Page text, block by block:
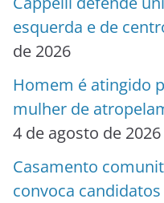
esquerda e de
de 2026
Homem é atingido
mulher de
4 de agosto de 2026
Casamento
convoca